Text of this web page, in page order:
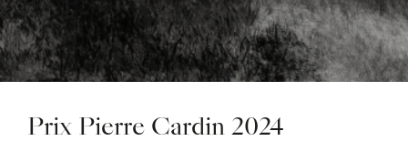
Prix Pierre Cardin 2024